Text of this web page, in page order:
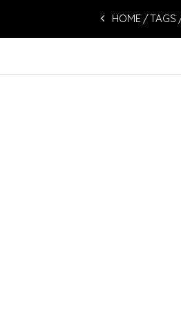
HOME TAGS